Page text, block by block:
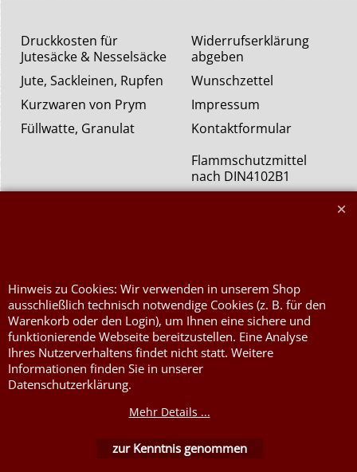
Widerrufserklärung
abgeben
Wunschzettel
Impressum
Kontaktformular
Druckkosten für
Jutesäcke & Nesselsäcke
Jute, Sackleinen, Rupfen
Kurzwaren von Prym
Füllwatte, Granulat
Flammschutzmittel
nach DIN4102B1
WebShop erstellt mit ShopFactory Shop Software.
Hinweis zu Cookies: Wir verwenden in unserem Shop
ausschließlich technisch notwendige Cookies (z. B. für den
Warenkorb oder den Login), um Ihnen eine sichere und
funktionierende Webseite bereitzustellen. Eine Analyse
Ihres Nutzerverhaltens findet nicht statt. Weitere
Informationen finden Sie in unserer
Datenschutzerklärung.
Mehr Details ...
zur Kenntnis genommen